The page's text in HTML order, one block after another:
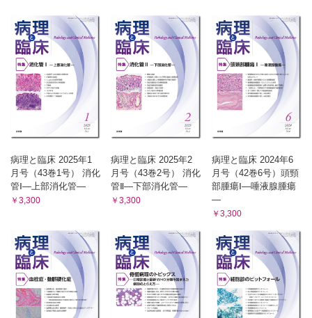
病理と臨床 2025年1
月号（43巻1号） 消化
管Ⅰ―上部消化管―
￥3,300
病理と臨床 2025年2
月号（43巻2号） 消化
管Ⅱ―下部消化管―
￥3,300
病理と臨床 2024年6
月号（42巻6号）頭頸
部腫瘍Ⅰ―唾液腺腫瘍
―
￥3,300